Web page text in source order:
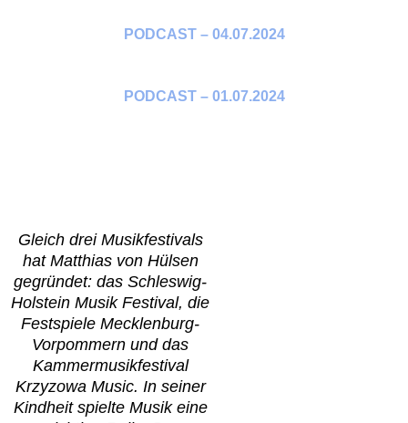
PODCAST – 04.07.2024
PODCAST – 01.07.2024
Gleich drei Musikfestivals
hat Matthias von Hülsen
gegründet: das Schleswig-
Holstein Musik Festival, die
Festspiele Mecklenburg-
Vorpommern und das
Kammermusikfestival
Krzyzowa Music. In seiner
Kindheit spielte Musik eine